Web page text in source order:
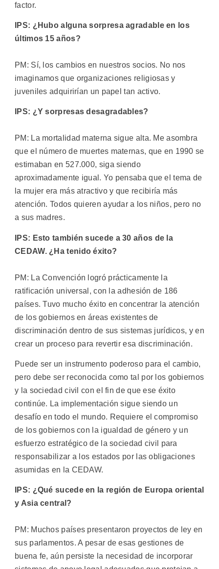
factor.
IPS: ¿Hubo alguna sorpresa agradable en los
últimos 15 años?
PM: Sí, los cambios en nuestros socios. No nos
imaginamos que organizaciones religiosas y
juveniles adquirirían un papel tan activo.
IPS: ¿Y sorpresas desagradables?
PM: La mortalidad materna sigue alta. Me asombra
que el número de muertes maternas, que en 1990 se
estimaban en 527.000, siga siendo
aproximadamente igual. Yo pensaba que el tema de
la mujer era más atractivo y que recibiría más
atención. Todos quieren ayudar a los niños, pero no
a sus madres.
IPS: Esto también sucede a 30 años de la
CEDAW. ¿Ha tenido éxito?
PM: La Convención logró prácticamente la
ratificación universal, con la adhesión de 186
países. Tuvo mucho éxito en concentrar la atención
de los gobiernos en áreas existentes de
discriminación dentro de sus sistemas jurídicos, y en
crear un proceso para revertir esa discriminación.
Puede ser un instrumento poderoso para el cambio,
pero debe ser reconocida como tal por los gobiernos
y la sociedad civil con el fin de que ese éxito
continúe. La implementación sigue siendo un
desafío en todo el mundo. Requiere el compromiso
de los gobiernos con la igualdad de género y un
esfuerzo estratégico de la sociedad civil para
responsabilizar a los estados por las obligaciones
asumidas en la CEDAW.
IPS: ¿Qué sucede en la región de Europa oriental
y Asia central?
PM: Muchos países presentaron proyectos de ley en
sus parlamentos. A pesar de esas gestiones de
buena fe, aún persiste la necesidad de incorporar